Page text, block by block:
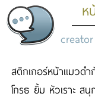
ห
creator
สติกเกอร์หน้าเเมวด
โกรธ ยิ้ม หัวเราะ ส